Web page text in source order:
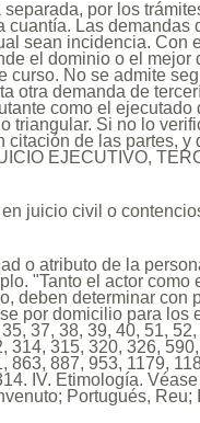
por los
cuantía. Las demandas
sean incidencia. Con
el dominio o el mejor
curso. No se admite
otra demanda de
como el ejecutado
triangular. Si no lo
citación de las partes, y
EJECUTIVO,
juicio civil o
o atributo de la
"Tanto el actor como
deben determinar con
por domicilio para los
37, 38, 39, 40, 51,
314, 315, 320, 326,
863, 887, 953, 1179,
IV. Etimología.
Portugués, Reu;